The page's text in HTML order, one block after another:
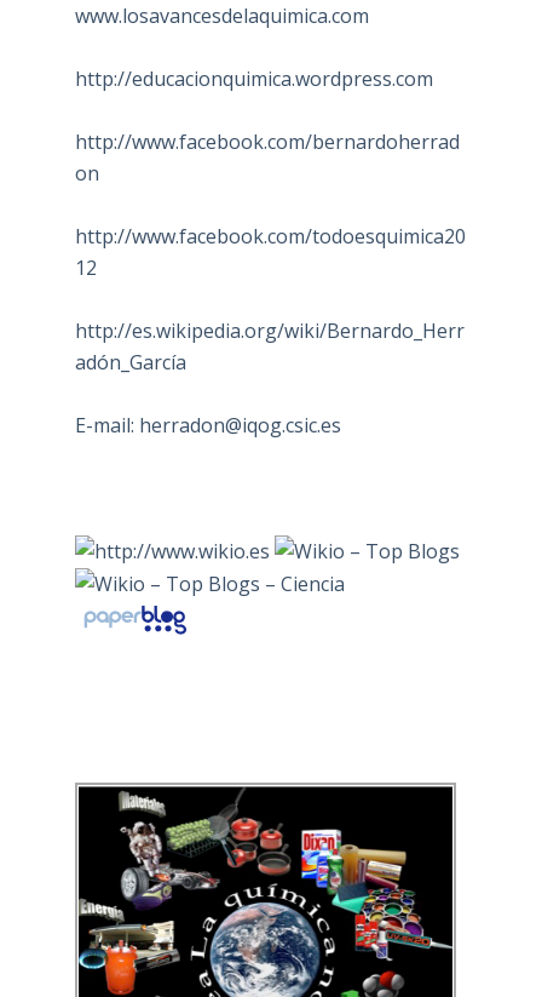
www.losavancesdelaquimica.com
http://educacionquimica.wordpress.com
http://www.facebook.com/bernardoherrad
on
http://www.facebook.com/todoesquimica20
12
http://es.wikipedia.org/wiki/Bernardo_Herr
adón_García
E-mail: herradon@iqog.csic.es